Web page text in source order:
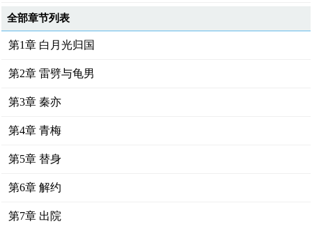
全部章节列表
第1章 白月光归国
第2章 雷劈与龟男
第3章 秦亦
第4章 青梅
第5章 替身
第6章 解约
第7章 出院